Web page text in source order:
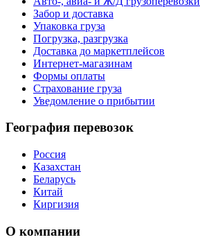
Забор и доставка
Упаковка груза
Погрузка, разгрузка
Доставка до маркетплейсов
Интернет-магазинам
Формы оплаты
Страхование груза
Уведомление о прибытии
География перевозок
Россия
Казахстан
Беларусь
Китай
Киргизия
О компании